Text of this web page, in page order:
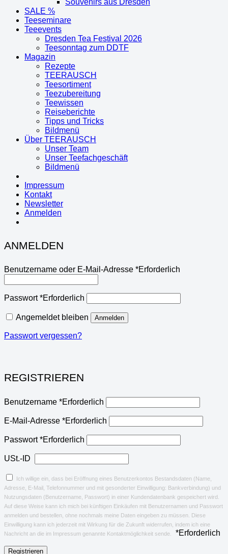
SALE %
Teeseminare
Teeevents
Dresden Tea Festival 2026
Teesonntag zum DDTF
Magazin
Rezepte
TEERAUSCH
Teesortiment
Teezubereitung
Teewissen
Reiseberichte
Tipps und Tricks
Bildmenü
Über TEERAUSCH
Unser Team
Unser Teefachgeschäft
Bildmenü
Impressum
Kontakt
Newsletter
Anmelden
ANMELDEN
Benutzername oder E-Mail-Adresse *Erforderlich
Passwort*Erforderlich
Angemeldet bleiben Anmelden
Passwort vergessen?
REGISTRIEREN
Benutzername *Erforderlich
E-Mail-Adresse *Erforderlich
Passwort*Erforderlich
USt.-ID
Ich willige ein, dass bei Eröffnung eines Benutzerkontos Bestandsdaten (Name,
Adresse, E-Mail, Telefonnummer und mit gesonderter Einwilligung: Bankverbindung) und
Nutzungsdaten (Benutzername, Passwort) in einer Kundendatenbank gespeichert wird.
Auf diese Weise kann ich mich bei künftigen Einkäufen mit Benutzernamen und Passwort
anmelden und bestellen, ohne nochmals meine Daten eingeben zu müssen. Diese
Einwilligung kann ich jederzeit mit Wirkung für die Zukunft widerrufen, indem ich eine
Nachricht an die im Impressum genannte Kontaktmöglichkeit sende.
*Erforderlich
Registrieren